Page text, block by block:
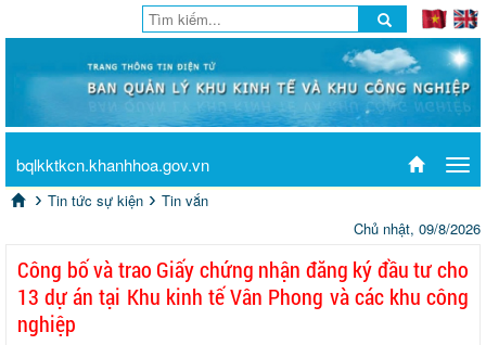
bqlkktkcn.khanhhoa.gov.vn
Tin tức sự kiện
Tin vắn
Chủ nhật, 09/8/2026
Công bố và trao Giấy chứng nhận đăng ký đầu tư cho
13 dự án tại Khu kinh tế Vân Phong và các khu công
nghiệp